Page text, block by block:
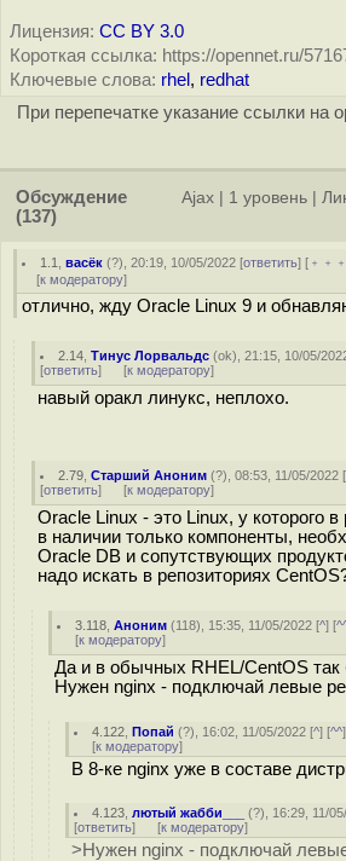
Лицензия: CC BY 3.0
Короткая ссылка: https://opennet.ru/
Ключевые слова: rhel , redhat
При перепечатке указание ссылки на
Обсуждение
(137)
Ajax 1 уровень
1.1 ,васёк (?), 20:19, 10/05/2022 [ответить] [
[к модератору]
отлично, жду Oracle Linux 9 и
2.14 ,Тинус Лорвальдс (ok), 21:15, 10/05/
[ответить] [к модератору]
навый оракл линукс, неплохо.
2.79 ,Старший Аноним (?), 08:53, 11/05/2022 [
[ответить] [к модератору]
Oracle Linux - это Linux, у которого
в наличии только компоненты,
Oracle DB и сопутствующих
надо искать в репозиториях
3.118 ,Аноним (118), 15:35, 11/05/2022 [^] [
[к модератору]
Да и в обычных RHEL/CentOS
Нужен nginx - подключай левые
4.122 ,Попай (?), 16:02, 11/05/2022 [^] [^^
[к модератору]
В 8-ке nginx уже в составе
4.123 ,лютый жабби___ (?), 16:29, 11/
[ответить] [к модератору]
>Нужен nginx - подключай